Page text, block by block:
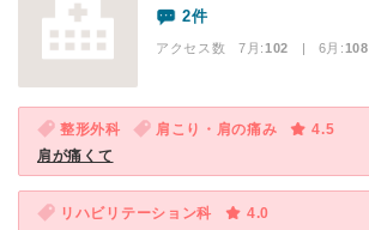
2件
アクセス数 7月:102 | 6月:108
整形外科 肩こり・肩の痛み
4.5
肩が痛くて
リハビリテーション科
4.0